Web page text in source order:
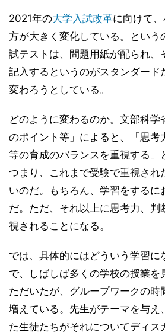
2021年の大学入試改革に向けて
方が大きく変化している。という
試テストは、問題用紙が配られ、
記入するというのがスタンダード
変わろうとしている。
どのように変わるのか。文部科学
のポイント等」によると、「思考
等の育成のバランスを重視する」
つまり、これまで受験で重視され
いのだ。もちろん、学習をするに
だ。ただ、それ以上に思考力、判
視されることになる。
では、具体的にはどういう学習に
で、しばしば多くの学校の授業を
ただいたが、グループワークの時
増えている。先生がテーマを与え
た生徒たちがそれについてディス